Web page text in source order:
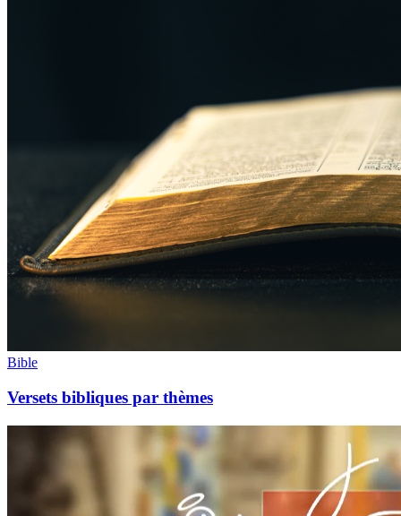
Bible
Versets bibliques par thèmes